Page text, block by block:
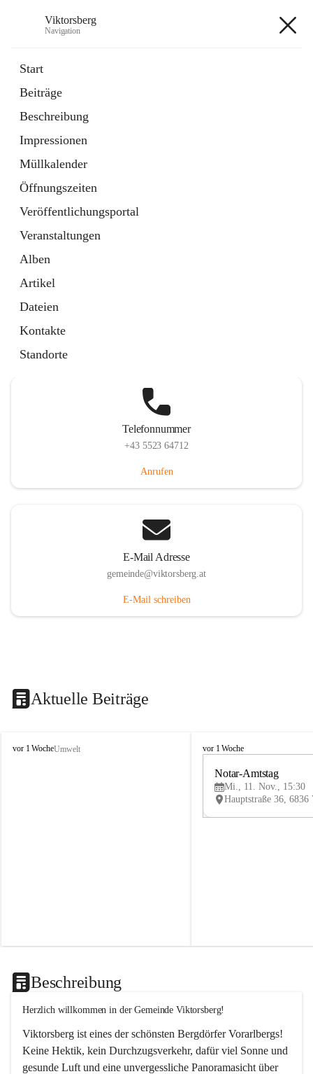
Viktorsberg
Navigation
Start
Beiträge
Beschreibung
Impressionen
Müllkalender
Öffnungszeiten
Veröffentlichungsportal
Veranstaltungen
Alben
Artikel
Dateien
Kontakte
Standorte
1 Schnellzugriff
Bürgerservice
10 Schnellzugriffe
Telefonnummer
+43 5523 64712
Anrufen
E-Mail Adresse
gemeinde@viktorsberg.at
E-Mail schreiben
Aktuelle Beiträge
V
vor 1 WocheUmwelt
V
vor 1 Woche
Notar-Amtstag
Mi., 11. Nov., 15:30
Beschreibung
Herzlich willkommen in der Gemeinde Viktorsberg!
Viktorsberg ist eines der schönsten Bergdörfer Vorarlbergs!
Keine Hektik, kein Durchzugsverkehr, dafür viel Sonne und
gesunde Luft und eine unvergessliche Panoramasicht über